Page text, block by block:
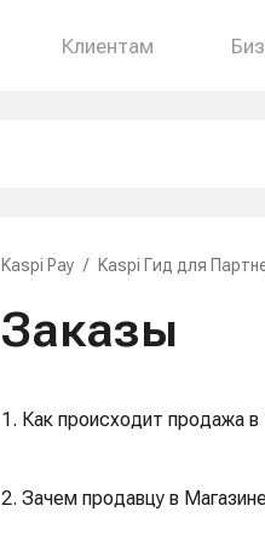
Клиентам
Kaspi Pay / Kaspi Гид для
Заказы
1. Как происходит продажа
2. Зачем продавцу в